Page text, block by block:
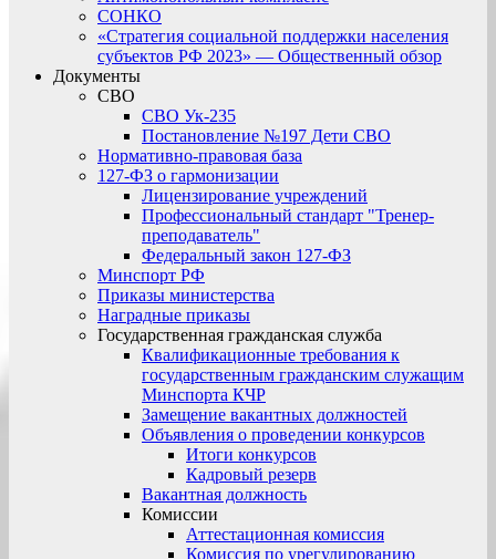
СОНКО
«Стратегия социальной поддержки населения
субъектов РФ 2023» — Общественный обзор
Документы
СВО
СВО Ук-235
Постановление №197 Дети СВО
Нормативно-правовая база
127-ФЗ о гармонизации
Лицензирование учреждений
Профессиональный стандарт "Тренер-
преподаватель"
Федеральный закон 127-ФЗ
Минспорт РФ
Приказы министерства
Наградные приказы
Государственная гражданская служба
Квалификационные требования к
государственным гражданским служащим
Минспорта КЧР
Замещение вакантных должностей
Объявления о проведении конкурсов
Итоги конкурсов
Кадровый резерв
Вакантная должность
Комиссии
Аттестационная комиссия
Комиссия по урегулированию